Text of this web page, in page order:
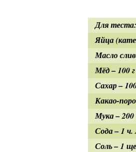
Для
Яйца
Масло
Мёд – 100
Сахар –
Какао-
Мука –
Сода – 1 ч.
Соль – 1